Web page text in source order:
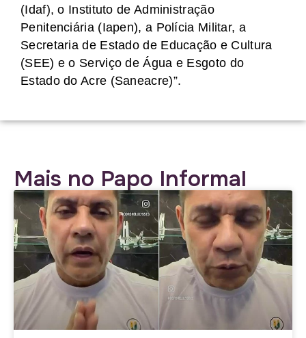
(Idaf), o Instituto de Administração
Penitenciária (Iapen), a Polícia Militar, a
Secretaria de Estado de Educação e Cultura
(SEE) e o Serviço de Água e Esgoto do
Estado do Acre (Saneacre)”.
Mais no Papo Informal